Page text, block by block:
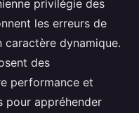
privilégie des
les erreurs de
dynamique.
des
performance et
pour appréhender